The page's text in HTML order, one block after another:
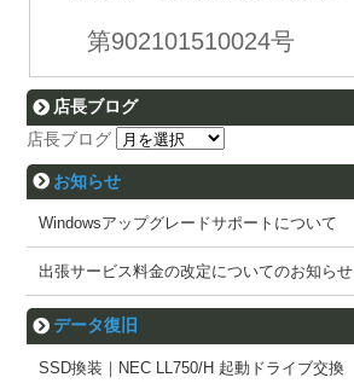
第902101510024号
店長ブログ
店長ブログ
お知らせ
Windowsアップグレードサポートについて
出張サービス料金の改定についてのお知らせ
データ復旧
SSD換装｜NEC LL750/H 起動ドライブ交換